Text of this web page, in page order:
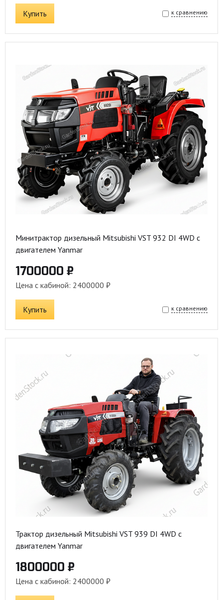
Купить к сравнению
Минитрактор дизельный Mitsubishi VST 932 DI 4WD с
двигателем Yanmar
1700000 ₽
Цена с кабиной: 2400000 ₽
Купить к сравнению
Трактор дизельный Mitsubishi VST 939 DI 4WD с
двигателем Yanmar
1800000 ₽
Цена с кабиной: 2400000 ₽